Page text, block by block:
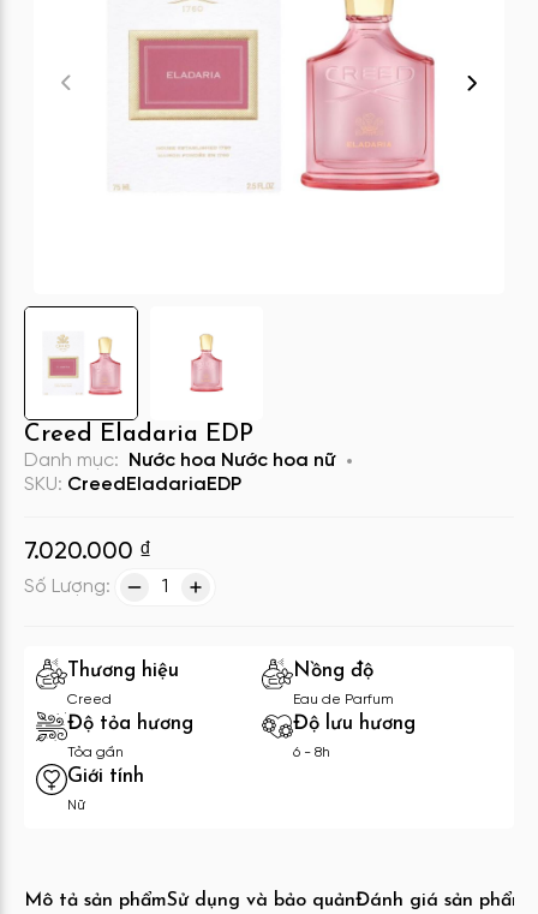
Creed Eladaria EDP
Danh mục: Nước hoa Nước hoa nữ
SKU: CreedEladariaEDP
7.020.000 ₫
Số Lượng: 1
Thương hiệu
Creed
Nồng độ
Eau de Parfum
Độ tỏa hương
Tỏa gần
Độ lưu hương
6 - 8h
Giới tính
Nữ
Mô tả sản phẩmSử dụng và bảo quảnĐánh giá sản phẩm